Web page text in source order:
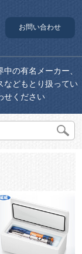
お問い合わせ
の有名メーカー、
などもとり扱ってい
せください